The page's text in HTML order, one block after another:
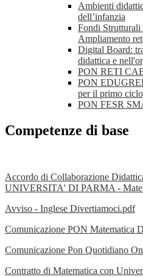
Ambienti
dell’infanzia
Fondi
Ampliamento
Digital Board:
didattica e
PON RETI
PON
per il primo ciclo
PON FESR
Competenze di base
Accordo di Collaborazione
UNIVERSITA' DI PARMA -
Avviso - Inglese Divertiamoci.pdf
Comunicazione PON Matematica
Comunicazione Pon Quotidiano
Contratto di Matematica con